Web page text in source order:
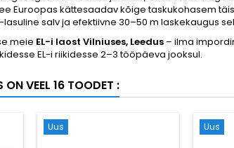
Euroopas kättesaadav kõige taskukohasem
salv ja efektiivne 30–50 m laskekaugus
meie EL-i laost Vilniuses, Leedus – ilma
EL-i riikidesse 2–3 tööpäeva jooksul.
VEEL 16 TOODET :
Uus Uus